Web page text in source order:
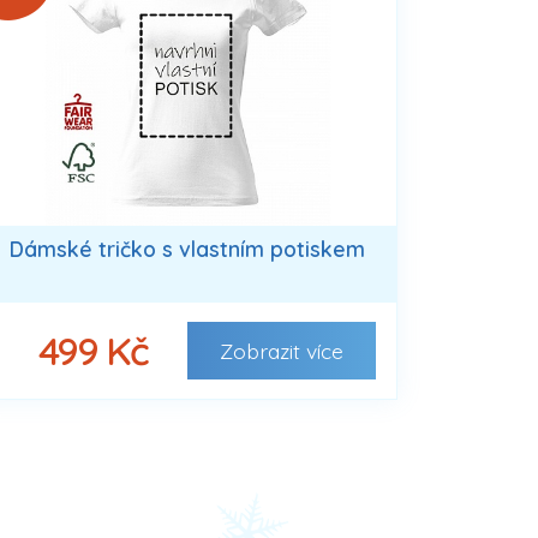
Dámské tričko s vlastním potiskem
499 Kč Zobrazit více